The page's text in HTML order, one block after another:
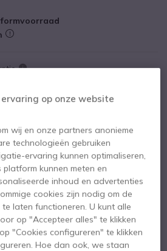
bredere werkruimte
met resolutie
kleuren + beter contrast
vloeiende weergave
video's
Eye Saver, Flicker Free
op onze website
wij en onze partners anonieme
technologieën gebruiken
ervaring kunnen optimaliseren,
kunnen meten en
inhoud en advertenties
cookies zijn nodig om de
laten functioneren. U kunt alle
op "Accepteer alles" te klikken
"Cookies configureren" te klikken
Hoe dan ook, we staan